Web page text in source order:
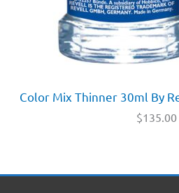
Color Mix Thinner 30ml By
$135.00